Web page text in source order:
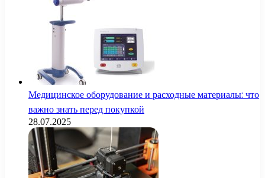
Медицинское оборудование и расходные материалы: что
важно знать перед покупкой
28.07.2025